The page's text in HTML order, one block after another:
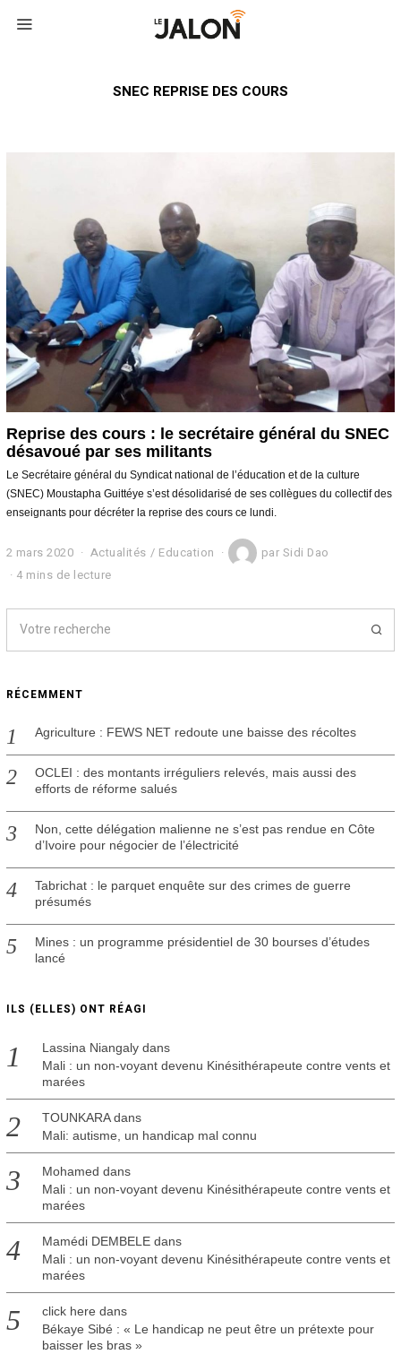
SNEC REPRISE DES COURS
Reprise des cours : le secrétaire général du SNEC
désavoué par ses militants
Le Secrétaire général du Syndicat national de l’éducation et de la culture
(SNEC) Moustapha Guittéye s’est désolidarisé de ses collègues du collectif des
enseignants pour décréter la reprise des cours ce lundi.
2 mars 2020
m
a
2
0
Actualités / Education par Sidi Dao
4 mins de lecture
RÉCEMMENT
Agriculture : FEWS NET redoute une baisse des récoltes
OCLEI : des montants irréguliers relevés, mais aussi des
efforts de réforme salués
Non, cette délégation malienne ne s’est pas rendue en Côte
d’Ivoire pour négocier de l’électricité
Tabrichat : le parquet enquête sur des crimes de guerre
présumés
Mines : un programme présidentiel de 30 bourses d’études
lancé
ILS (ELLES) ONT RÉAGI
Lassina Niangalydans
Mali : un non-voyant devenu Kinésithérapeute contre vents et
marées
TOUNKARAdans
Mali: autisme, un handicap mal connu
Mohamed dans
Mali : un non-voyant devenu Kinésithérapeute contre vents et
marées
Mamédi DEMBELEdans
Mali : un non-voyant devenu Kinésithérapeute contre vents et
marées
click here dans
Békaye Sibé : « Le handicap ne peut être un prétexte pour
baisser les bras »